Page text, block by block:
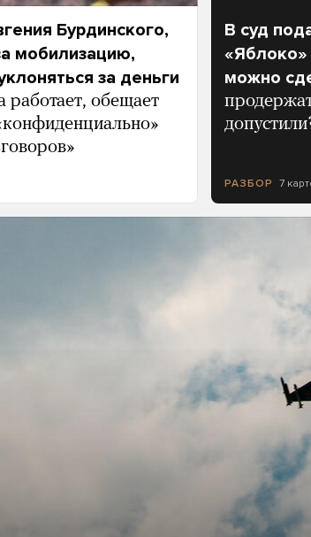
Бурдинского,
мобилизацию,
за деньги
обещает
В суд
можно
РАЗБОР 7